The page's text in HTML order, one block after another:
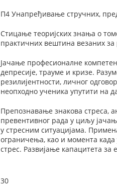
П4 Унапређивање стручних,
Стицање теоријских знања о
практичних вештина везаних
Јачање професионалне
депресије, трауме и кризе.
резилијентности, личног
неопходно ученика упутити на
Препознавање знакова стреса,
превентивног рада у циљу
у стресним ситуацијама.
ограничења, као и момента када
стрес. Развијање капацитета за
30